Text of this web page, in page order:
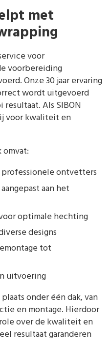
met
voor
voorbereiding
Onze 30 jaar ervaring
wordt uitgevoerd
resultaat. Als SIBON
voor kwaliteit en
omvat:
ontvetters
aan het
optimale hechting
designs
tot
uitvoering
onder één dak, van
en montage. Hierdoor
over de kwaliteit en
resultaat garanderen